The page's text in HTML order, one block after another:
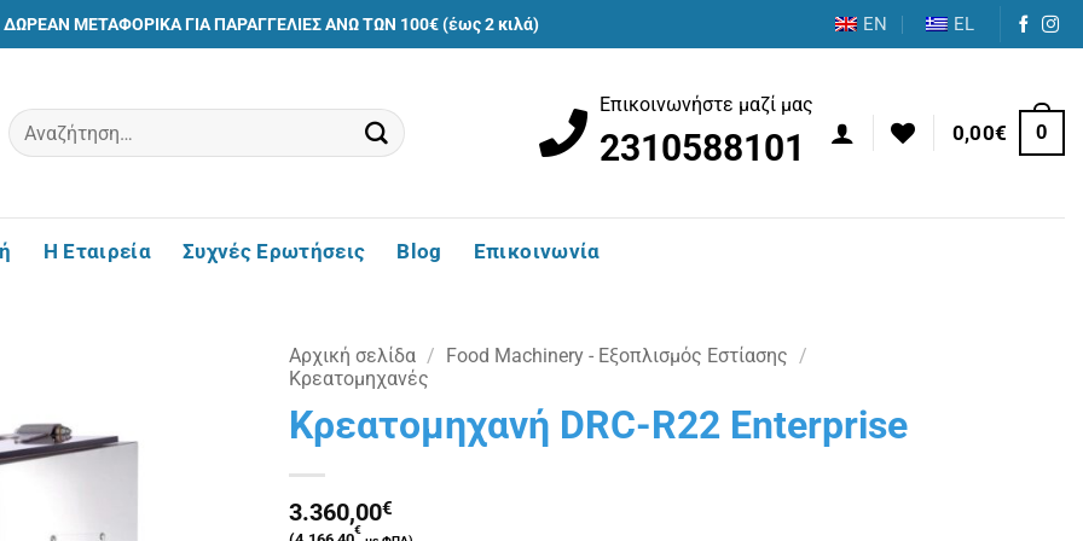
ΔΩΡΕΑΝ ΜΕΤΑΦΟΡΙΚΑ ΓΙΑ ΠΑΡΑΓΓΕΛΙΕΣ ΑΝΩ ΤΩΝ 100€ (έως 2 κιλά) EN EL
Αναζήτηση
για:
Επικοινωνήστε μαζί μας
2310588101 0,00€ 0
Η Εταιρεία Συχνές Ερωτήσεις Blog Επικοινωνία
Αρχική σελίδα / Food Machinery - Εξοπλισμός Εστίασης /
Κρεατομηχανές
Κρεατομηχανή DRC-R22 Enterprise
3.360,00€
€